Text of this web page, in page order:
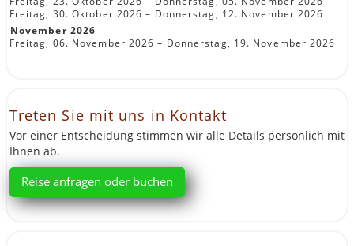
Freitag, 30. Oktober 2026 – Donnerstag, 12. November 2026
November 2026
Freitag, 06. November 2026 – Donnerstag, 19. November 2026
Treten Sie mit uns in Kontakt
Vor einer Entscheidung stimmen wir alle Details persönlich mit
Ihnen ab.
Reise anfragen oder buchen